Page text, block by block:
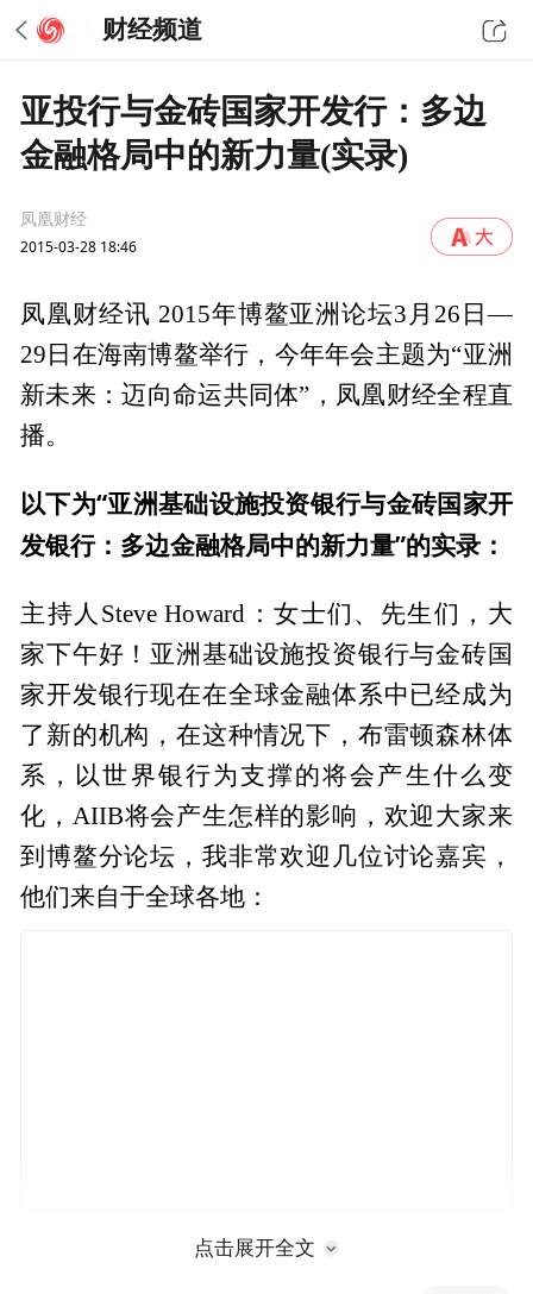
财经频道
亚投行与金砖国家开发行：多边
金融格局中的新力量(实录)
凤凰财经
2015-03-28 18:46
凤凰财经讯 2015年博鳌亚洲论坛3月26日—
29日在海南博鳌举行，今年年会主题为“亚洲
新未来：迈向命运共同体”，凤凰财经全程直
播。
以下为“亚洲基础设施投资银行与金砖国家开
发银行：多边金融格局中的新力量”的实录：
主持人Steve Howard：女士们、先生们，大
家下午好！亚洲基础设施投资银行与金砖国
家开发银行现在在全球金融体系中已经成为
了新的机构，在这种情况下，布雷顿森林体
系，以世界银行为支撑的将会产生什么变
化，AIIB将会产生怎样的影响，欢迎大家来
到博鳌分论坛，我非常欢迎几位讨论嘉宾，
他们来自于全球各地：
点击展开全文